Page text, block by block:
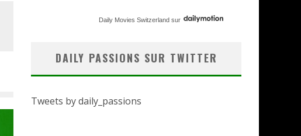
Daily Movies Switzerland sur
DAILY PASSIONS SUR TWITTER
Tweets by daily_passions